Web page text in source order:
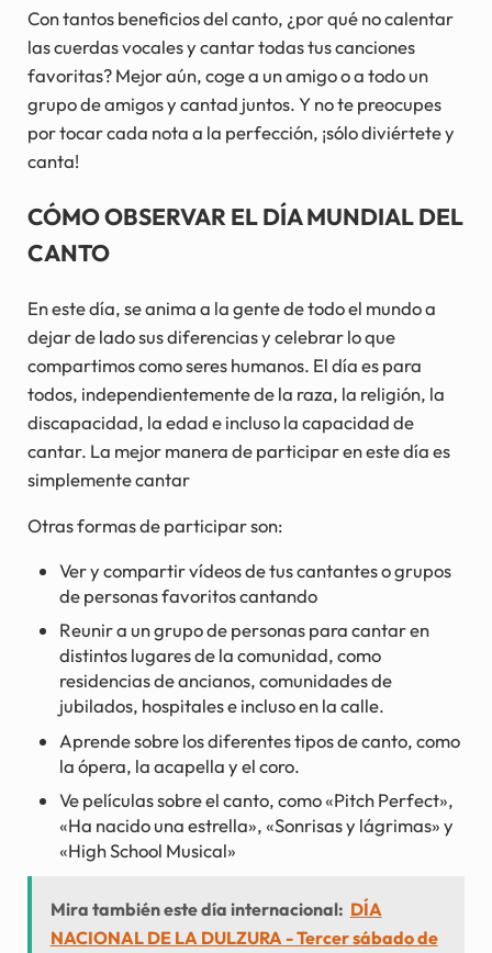
Con tantos beneficios del canto, ¿por qué no calentar
las cuerdas vocales y cantar todas tus canciones
favoritas? Mejor aún, coge a un amigo o a todo un
grupo de amigos y cantad juntos. Y no te preocupes
por tocar cada nota a la perfección, ¡sólo diviértete y
canta!
CÓMO OBSERVAR EL DÍA MUNDIAL DEL
CANTO
En este día, se anima a la gente de todo el mundo a
dejar de lado sus diferencias y celebrar lo que
compartimos como seres humanos. El día es para
todos, independientemente de la raza, la religión, la
discapacidad, la edad e incluso la capacidad de
cantar. La mejor manera de participar en este día es
simplemente cantar
Otras formas de participar son:
Ver y compartir vídeos de tus cantantes o grupos
de personas favoritos cantando
Reunir a un grupo de personas para cantar en
distintos lugares de la comunidad, como
residencias de ancianos, comunidades de
jubilados, hospitales e incluso en la calle.
Aprende sobre los diferentes tipos de canto, como
la ópera, la acapella y el coro.
Ve películas sobre el canto, como «Pitch Perfect»,
«Ha nacido una estrella», «Sonrisas y lágrimas» y
«High School Musical»
Mira también este día internacional: DÍA
NACIONAL DE LA DULZURA - Tercer sábado de